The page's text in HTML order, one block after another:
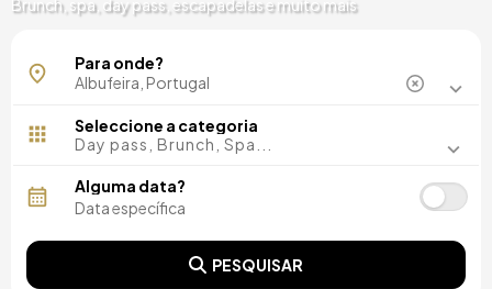
Brunch, spa, day pass, escapadelas e muito mais
Albufeira
Guia
Playa de Falésia
Para onde?
Seleccione a categoria
Day pass, Brunch, Spa...
Alguma data?
PESQUISAR